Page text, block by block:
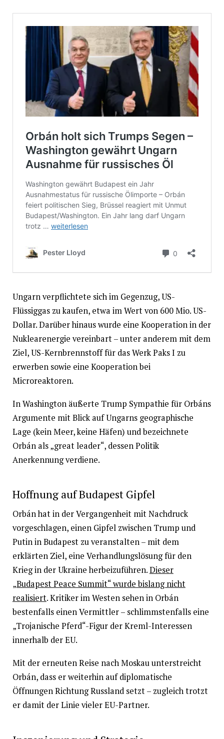
Ungarn verpflichtete sich im Gegenzug, US-
Flüssiggas zu kaufen, etwa im Wert von 600 Mio. US-
Dollar. Darüber hinaus wurde eine Kooperation in der
Nuklearenergie vereinbart – unter anderem mit dem
Ziel, US-Kernbrennstoff für das Werk Paks I zu
erwerben sowie eine Kooperation bei
Microreaktoren.
In Washington äußerte Trump Sympathie für Orbáns
Argumente mit Blick auf Ungarns geographische
Lage (kein Meer, keine Häfen) und bezeichnete
Orbán als „great leader“, dessen Politik
Anerkennung verdiene.
Hoffnung auf Budapest Gipfel
Orbán hat in der Vergangenheit mit Nachdruck
vorgeschlagen, einen Gipfel zwischen Trump und
Putin in Budapest zu veranstalten – mit dem
erklärten Ziel, eine Verhandlungslösung für den
Krieg in der Ukraine herbeizuführen.Dieser
„Budapest Peace Summit“ wurde bislang nicht
realisiert. Kritiker im Westen sehen in Orbán
bestenfalls einen Vermittler – schlimmstenfalls eine
„Trojanische Pferd“-Figur der Kreml-Interessen
innerhalb der EU.
Mit der erneuten Reise nach Moskau unterstreicht
Orbán, dass er weiterhin auf diplomatische
Öffnungen Richtung Russland setzt – zugleich trotzt
er damit der Linie vieler EU-Partner.